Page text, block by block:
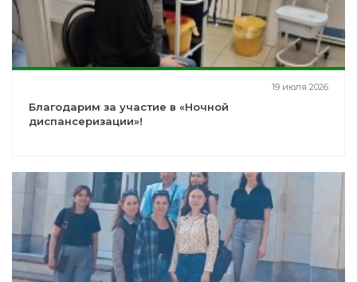
19 июля 2026
Благодарим за участие в «Ночной
диспансеризации»!